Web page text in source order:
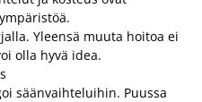
Yleensä muuta hoitoa ei
olla hyvä idea.
säänvaihteluihin. Puussa